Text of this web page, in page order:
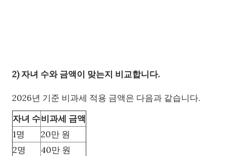
2) 자녀 수와 금액이 맞는지 비교합니다.
2026년 기준 비과세 적용 금액은 다음과 같습니다.
자녀 수비과세 금액
1명
20만 원
2명
40만 원